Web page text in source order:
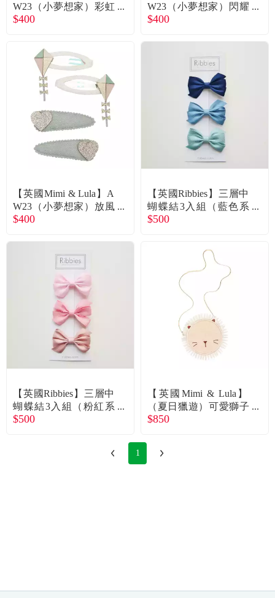
會員專區
常見問題
折價券、紅利說明
W23（小夢想家）彩虹
雲朵滴答夾4入 廠商直
$400
W23（小夢想家）閃耀
星星滴答夾4入 廠商直
$400
【英國Mimi & Lula】A
W23（小夢想家）放風
箏綜合髮夾4入 廠商直
$400
【英國Ribbies】三層中
蝴蝶結3入組（藍色系
列） 廠商直送
$500
【英國Ribbies】三層中
蝴蝶結3入組（粉紅系
列） 廠商直送
$500
【英國Mimi & Lula】
（夏日獵遊）可愛獅子
側背小包 廠商直送
$850
1